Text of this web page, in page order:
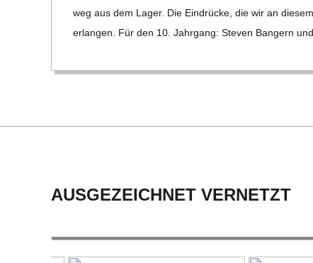
weg aus dem Lager. Die Ein­drü­cke, die wir an
erlan­gen. Für den 10. Jahr­gang: Ste­ven Ban­gern
AUSGEZEICHNET VERNETZT